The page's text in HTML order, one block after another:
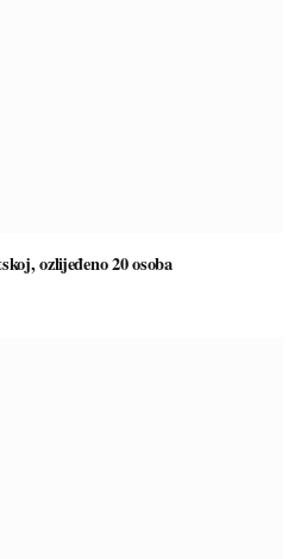
ozlijeđeno 20 osoba